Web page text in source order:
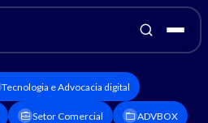
Tecnologia e Advocacia digital
Setor Comercial ADVBOX